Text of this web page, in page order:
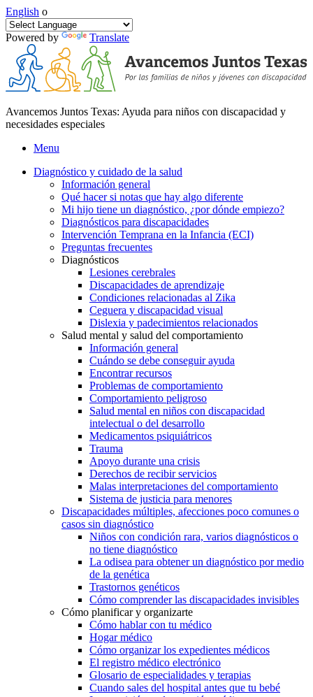
English o
Powered by Translate
Avancemos Juntos Texas: Ayuda para niños con discapacidad y
necesidades especiales
Menu
Diagnóstico y cuidado de la salud
Información general
Qué hacer si notas que hay algo diferente
Mi hijo tiene un diagnóstico, ¿por dónde empiezo?
Diagnósticos para discapacidades
Intervención Temprana en la Infancia (ECI)
Preguntas frecuentes
Diagnósticos
Lesiones cerebrales
Discapacidades de aprendizaje
Condiciones relacionadas al Zika
Ceguera y discapacidad visual
Dislexia y padecimientos relacionados
Salud mental y salud del comportamiento
Información general
Cuándo se debe conseguir ayuda
Encontrar recursos
Problemas de comportamiento
Comportamiento peligroso
Salud mental en niños con discapacidad
intelectual o del desarrollo
Medicamentos psiquiátricos
Trauma
Apoyo durante una crisis
Derechos de recibir servicios
Malas interpretaciones del comportamiento
Sistema de justicia para menores
Discapacidades múltiples, afecciones poco comunes o
casos sin diagnóstico
Niños con condición rara, varios diagnósticos o
no tiene diagnóstico
La odisea para obtener un diagnóstico por medio
de la genética
Trastornos genéticos
Cómo comprender las discapacidades invisibles
Cómo planificar y organizarte
Cómo hablar con tu médico
Hogar médico
Cómo organizar los expedientes médicos
El registro médico electrónico
Glosario de especialidades y terapias
Cuando sales del hospital antes que tu bebé